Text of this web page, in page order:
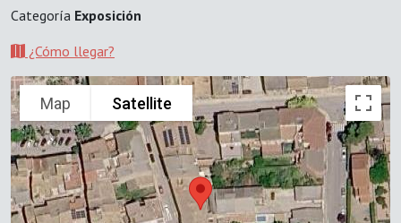
Categoría Exposición
¿Cómo llegar?
Map Satellite